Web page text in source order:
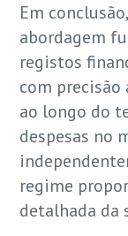
Em
abordagem
registos
com precisão
ao longo do
despesas no
regime
detalhada da